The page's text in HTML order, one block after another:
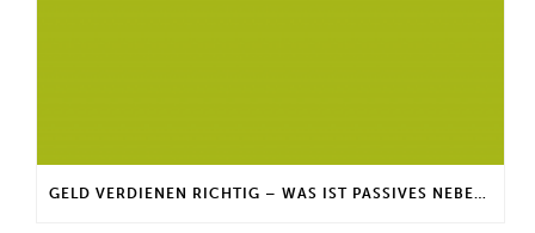
GELD VERDIENEN RICHTIG – WAS IST PASSIVES NEBENEINKOMMEN?